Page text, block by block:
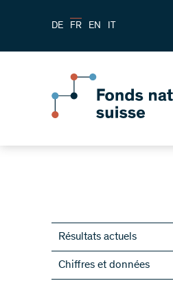
DE FR EN IT
Résultats actuels
Chiffres et données